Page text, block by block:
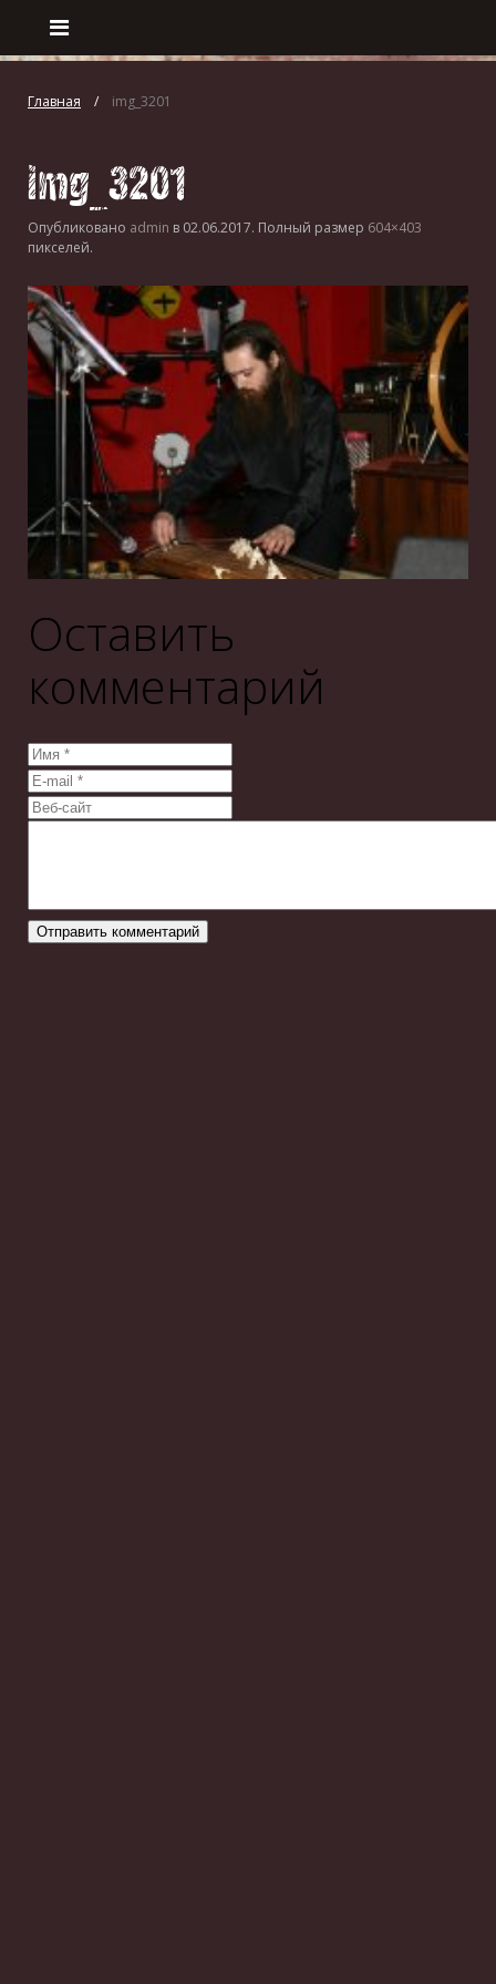
Главная img_3201
img_3201
Опубликовано admin в 02.06.2017. Полный размер 604×403
пикселей.
Оставить
комментарий
Отправить комментарий